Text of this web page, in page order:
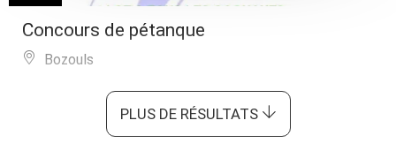
Concours de pétanque
Bozouls
PLUS DE RÉSULTATS